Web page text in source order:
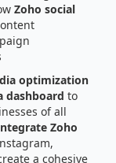
Zoho social
optimization
dashboard to
of all
Zoho
a cohesive